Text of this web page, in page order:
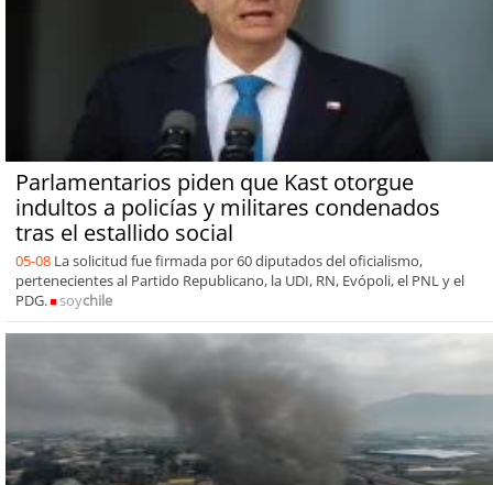
Parlamentarios piden que Kast otorgue
indultos a policías y militares condenados
tras el estallido social
05-08 La solicitud fue firmada por 60 diputados del oficialismo,
pertenecientes al Partido Republicano, la UDI, RN, Evópoli, el PNL y el
PDG.
soychile